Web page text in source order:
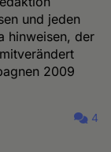
und jeden
hinweisen, der
2009
4